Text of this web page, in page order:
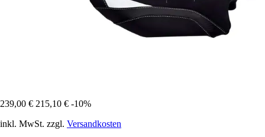
239,00 € 215,10 € -10%
inkl. MwSt. zzgl. Versandkosten